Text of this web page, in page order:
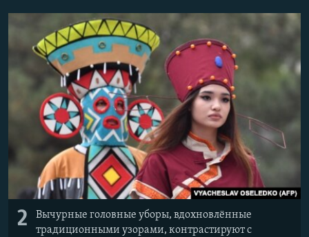
2
Вычурные головные уборы, вдохновлённые
традиционными узорами, контрастируют с